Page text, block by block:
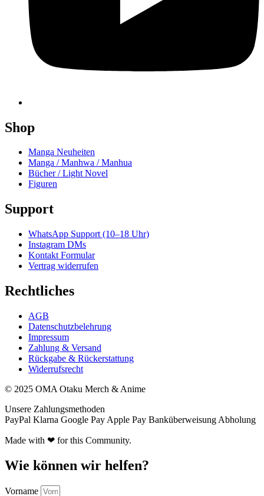
Shop
Manga Neuheiten
Manga / Manhwa / Manhua
Bücher / Light Novel
Figuren
Support
WhatsApp Support (10–18 Uhr)
Instagram DMs
Kontakt Formular
Vertrag widerrufen
Rechtliches
AGB
Datenschutzbelehrung
Impressum
Zahlung & Versand
Rückgabe & Rückerstattung
Widerrufsrecht
© 2025 OMA Otaku Merch & Anime
Unsere Zahlungsmethoden
PayPal Klarna Google Pay Apple Pay Banküberweisung Abholung
Made with ❤ for this Community.
Wie können wir helfen?
Vorname